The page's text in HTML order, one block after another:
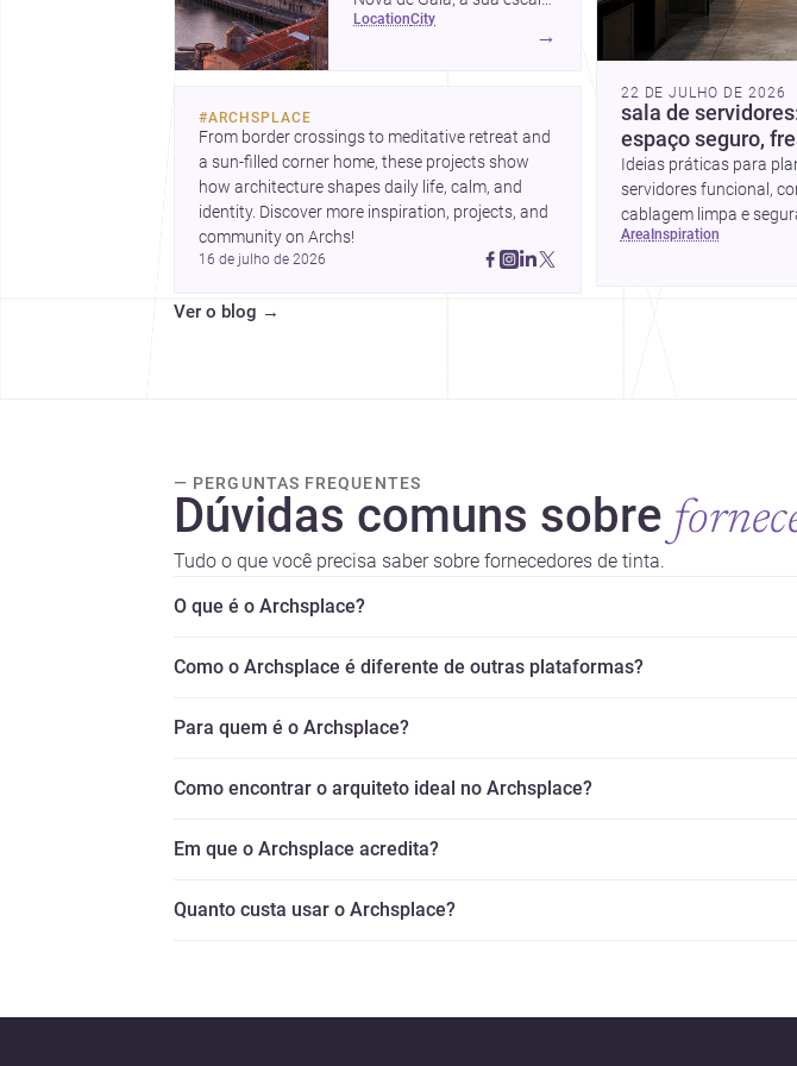
urbana, património
href="https://www.archsplace.pt/arquitetos/porto/vila-
nova-de-
gaia">arquitetos</a> e <a
href="https://www.archsplace.pt/construtoras/porto/vila-
nova-de-
gaia">construtoras</a>
para iniciar um projecto.
location city
→
#ARCHSPLACE
From border crossings to meditative retreat and
a sun-filled corner home, these projects show
how architecture shapes daily life, calm, and
identity. Discover more inspiration, projects, and
community on Archs!
16 de julho de 2026
22 DE JULHO DE 2026
sala de
espaço seguro,
Ideias práticas para
servidores funcional,
cablagem limpa e
area inspiration
Ver o blog →
— PERGUNTAS FREQUENTES
Dúvidas comuns sobre
Tudo o que você precisa saber sobre fornecedores de tinta.
O que é o Archsplace?
Como o Archsplace é diferente de outras plataformas?
Para quem é o Archsplace?
Como encontrar o arquiteto ideal no Archsplace?
Em que o Archsplace acredita?
Quanto custa usar o Archsplace?